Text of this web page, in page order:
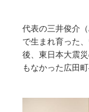
代表の三井俊介
で生まれ育った
後、東日本大震
もなかった広田